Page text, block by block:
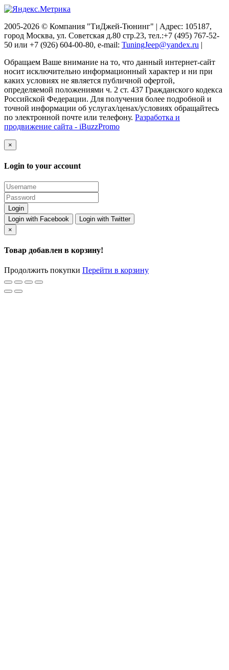
2005-2026 © Компания "ТиДжей-Тюнинг" | Адрес: 105187,
город Москва, ул. Советская д.80 стр.23, тел.:+7 (495) 767-52-
50 или +7 (926) 604-00-80, e-mail: TuningJeep@yandex.ru |
Обращаем Ваше внимание на то, что данный интернет-сайт
носит исключительно информационный характер и ни при
каких условиях не является публичной офертой,
определяемой положениями ч. 2 ст. 437 Гражданского кодекса
Российской Федерации. Для получения более подробной и
точной информации об услугах/ценах/условиях обращайтесь
по электронной почте или телефону. Разработка и
продвижение сайта - iBuzzPromo
×
Login to your account
Login with Facebook
Login with Twitter
×
Товар добавлен в корзину!
Продолжить покупки Перейти в корзину